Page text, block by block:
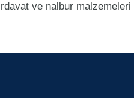
ve nalbur malzemeleri